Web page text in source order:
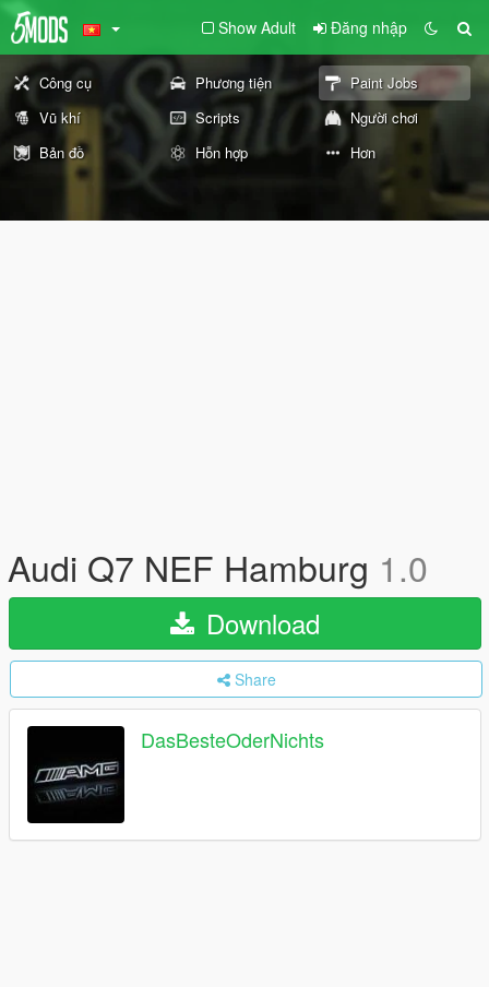
Show Adult Đăng nhập
Công cụ Phương tiện
Paint Jobs
Vũ khí
Scripts
Người chơi
Bản đồ
Hỗn hợp Hơn
Audi Q7 NEF Hamburg 1.0
Download
Share
DasBesteOderNichts